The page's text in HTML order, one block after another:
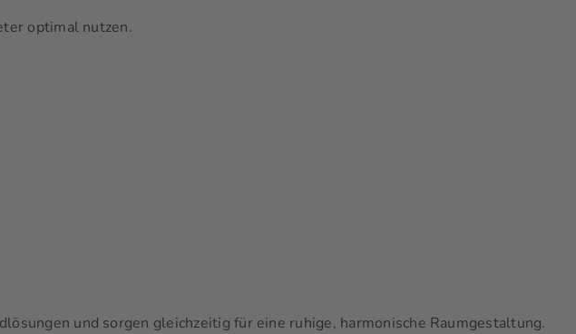
optimal nutzen.
und sorgen gleichzeitig für eine ruhige, harmonische Raumgestaltung.